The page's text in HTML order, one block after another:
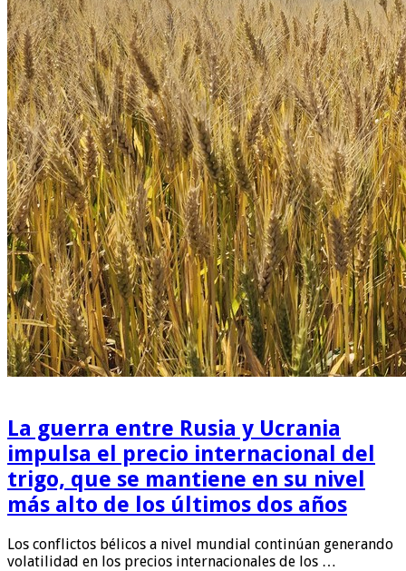
La guerra entre Rusia y Ucrania
impulsa el precio internacional del
trigo, que se mantiene en su nivel
más alto de los últimos dos años
Los conflictos bélicos a nivel mundial continúan generando
volatilidad en los precios internacionales de los …